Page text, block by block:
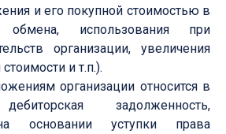
и его покупной стоимостью в
обмена, использования при
организации, увеличения
и т.п.).
организации относится в
задолженность,
основании уступки права